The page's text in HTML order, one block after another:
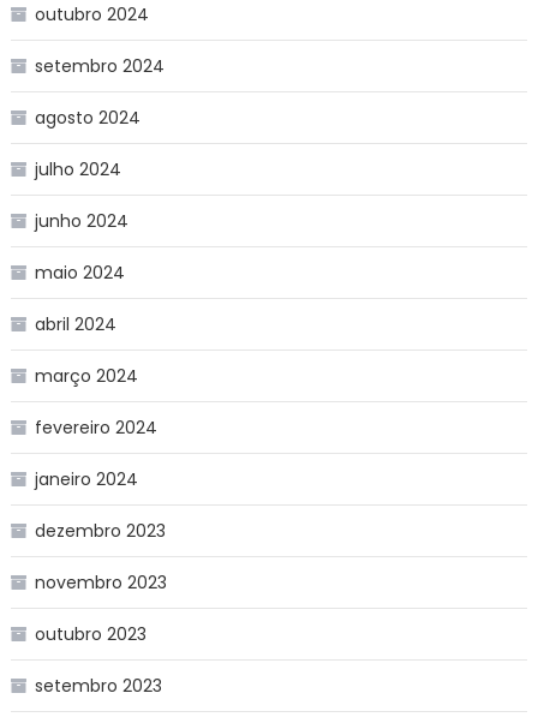
outubro 2024
setembro 2024
agosto 2024
julho 2024
junho 2024
maio 2024
abril 2024
março 2024
fevereiro 2024
janeiro 2024
dezembro 2023
novembro 2023
outubro 2023
setembro 2023